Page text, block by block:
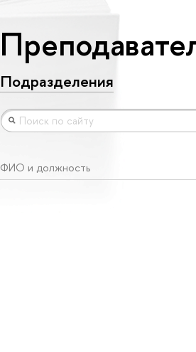
Подразделения
ФИО и должность